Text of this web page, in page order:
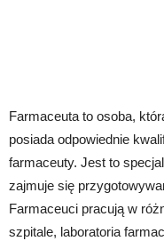
Farmaceuta to osoba,
posiada odpowiednie
farmaceuty. Jest to
zajmuje się
Farmaceuci pracują w
szpitale, laboratoria